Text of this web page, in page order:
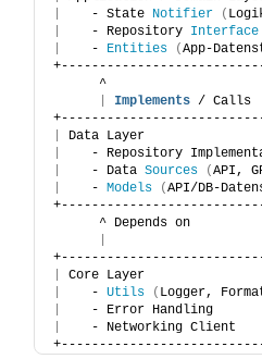
    - State
Notifier (
    - Repository
Interface
    -
Entities (App-
Implements /
Data
- Repository
    - Data
Sources (API,
    -
Models (API/DB-
^ Depends on
Core
    -
Utils ( Logger,
-
-